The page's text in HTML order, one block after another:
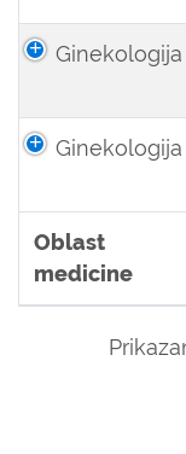
Oblast
medicine
Ginekologija
Ginekologija